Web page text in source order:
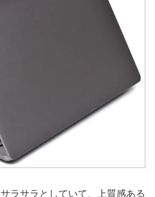
ラサラとしていて、上質感ある